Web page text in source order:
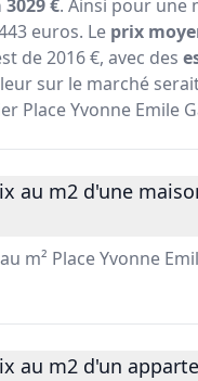
€. Ainsi pour une
euros. Le prix
de 2016 €, avec des
sur le marché
Yvonne Emile
au m2 d'une
m² Place Yvonne
au m2 d'un